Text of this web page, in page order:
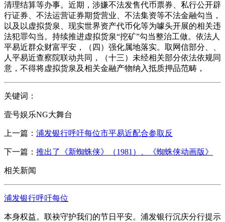
清理结算等办事。近期，涉嫌不法发售代币票券、私行公开辟
行证券、不法运营证券期货营业、不法集资等不法金融勾当，
以及以虚拟货泉、现实世界资产代币化等为噱头开展的相关违
法犯罪勾当。持续推进虚拟货泉“挖矿”勾当整治工做。依法人
平易近群众财富平安，（四）强化属地落实。取网信部分、、
人平易近查察院联动共同，（十三）未经相关部分依法依规同
意，不得将虚拟货泉及相关金融产物纳入抵质押品范畴，
关键词：
壹号娱乐NG大舞台
上一篇： 浦发银行呼吁每位市平易近配合参取反
下一篇： 推出了《新蜘蛛侠》（1981）、《蜘蛛侠动画版》
相关新闻
浦发银行呼吁每位
本身权益。联袂守护我们的节日平安。浦发银行沉庆分行提示